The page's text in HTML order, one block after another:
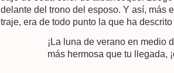
delante del trono del esposo. Y así, más
traje, era de todo punto la que ha
¡La luna de verano en medio
más hermosa que tu llegada,